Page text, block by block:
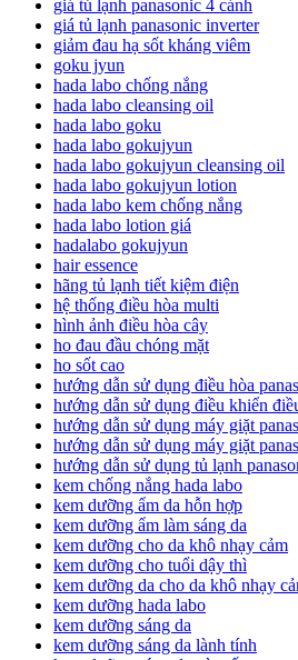
giá tủ lạnh panasonic 4 cánh
giá tủ lạnh panasonic inverter
giảm đau hạ sốt kháng viêm
goku jyun
hada labo chống nắng
hada labo cleansing oil
hada labo goku
hada labo gokujyun
hada labo gokujyun cleansing oil
hada labo gokujyun lotion
hada labo kem chống nắng
hada labo lotion giá
hadalabo gokujyun
hair essence
hãng tủ lạnh tiết kiệm điện
hệ thống điều hòa multi
hình ảnh điều hòa cây
ho đau đầu chóng mặt
ho sốt cao
hướng dẫn sử dụng điều hòa
hướng dẫn sử dụng điều khiển
hướng dẫn sử dụng máy giặt
hướng dẫn sử dụng máy giặt
hướng dẫn sử dụng tủ lạnh
kem chống nắng hada labo
kem dưỡng ẩm da hỗn hợp
kem dưỡng ẩm làm sáng da
kem dưỡng cho da khô nhạy cảm
kem dưỡng cho tuổi dậy thì
kem dưỡng da cho da khô nhạy
kem dưỡng hada labo
kem dưỡng sáng da
kem dưỡng sáng da lành tính